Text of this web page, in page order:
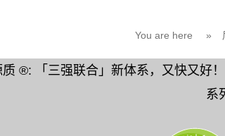
You are here »
®: 「三强联合」新体系，又快又好
系